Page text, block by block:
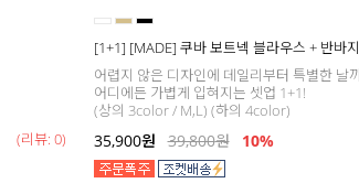
(리뷰: 0)
[1+1] [MADE] 쿠바 보트넥 블라우스 + 반바지
어렵지 않은 디자인에 데일리부터 특별한 날
어디에든 가볍게 입혀지는 셋업 1+1!
(상의 3color / M,L) (하의 4color)
35,900원 39,800원 10%